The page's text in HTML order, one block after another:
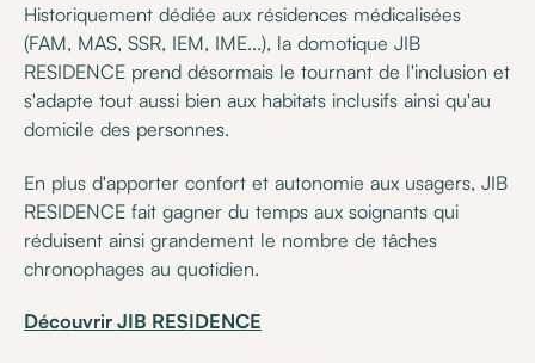
Historiquement dédiée aux résidences médicalisées
(FAM, MAS, SSR, IEM, IME...), la domotique JIB
RESIDENCE prend désormais le tournant de l'inclusion et
s'adapte tout aussi bien aux habitats inclusifs ainsi qu'au
domicile des personnes.
En plus d'apporter confort et autonomie aux usagers, JIB
RESIDENCE fait gagner du temps aux soignants qui
réduisent ainsi grandement le nombre de tâches
chronophages au quotidien.
Découvrir JIB RESIDENCE